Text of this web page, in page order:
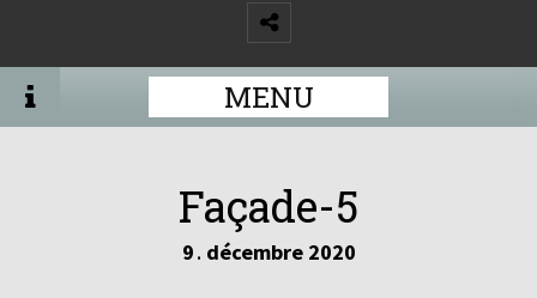
MENU
Façade-5
9 . décembre 2020